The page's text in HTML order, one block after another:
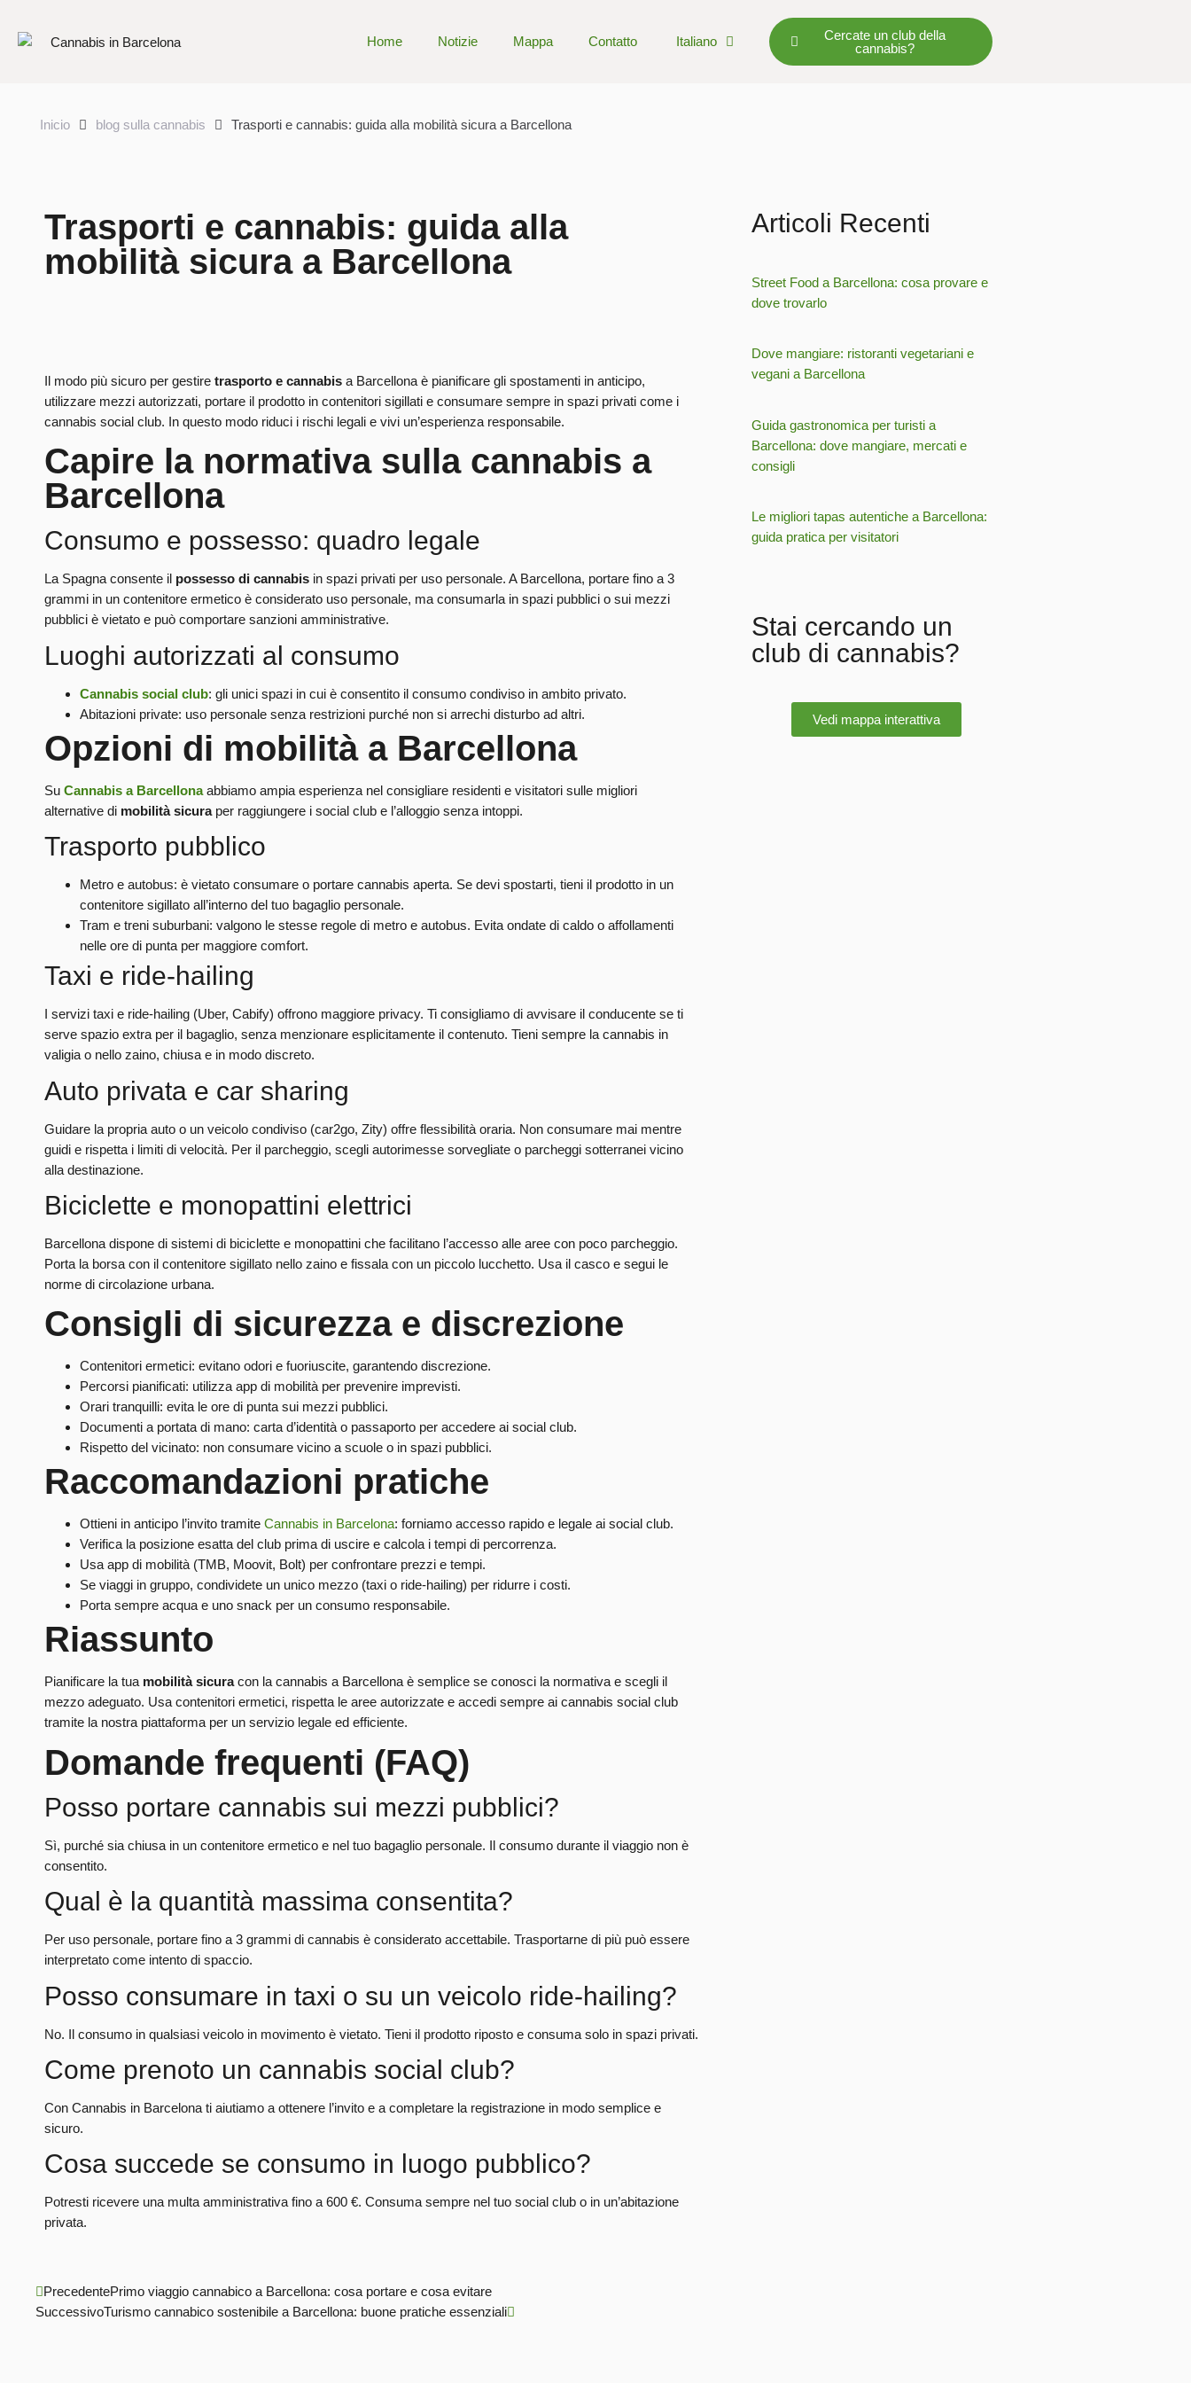
Home Notizie Mappa Contatto Italiano
Cercate un club della
cannabis?
Inicio blog sulla cannabis Trasporti e cannabis: guida alla mobilità sicura a Barcellona
Trasporti e cannabis: guida alla
mobilità sicura a Barcellona
Il modo più sicuro per gestire trasporto e cannabis a Barcellona è pianificare gli spostamenti in anticipo,
utilizzare mezzi autorizzati, portare il prodotto in contenitori sigillati e consumare sempre in spazi privati come i
cannabis social club. In questo modo riduci i rischi legali e vivi un’esperienza responsabile.
Capire la normativa sulla cannabis a
Barcellona
Consumo e possesso: quadro legale
La Spagna consente il possesso di cannabis in spazi privati per uso personale. A Barcellona, portare fino a 3
grammi in un contenitore ermetico è considerato uso personale, ma consumarla in spazi pubblici o sui mezzi
pubblici è vietato e può comportare sanzioni amministrative.
Luoghi autorizzati al consumo
Cannabis social club: gli unici spazi in cui è consentito il consumo condiviso in ambito privato.
Abitazioni private: uso personale senza restrizioni purché non si arrechi disturbo ad altri.
Opzioni di mobilità a Barcellona
Su Cannabis a Barcellonaabbiamo ampia esperienza nel consigliare residenti e visitatori sulle migliori
alternative di mobilità sicuraper raggiungere i social club e l’alloggio senza intoppi.
Trasporto pubblico
Metro e autobus: è vietato consumare o portare cannabis aperta. Se devi spostarti, tieni il prodotto in un
contenitore sigillato all’interno del tuo bagaglio personale.
Tram e treni suburbani: valgono le stesse regole di metro e autobus. Evita ondate di caldo o affollamenti
nelle ore di punta per maggiore comfort.
Taxi e ride-hailing
I servizi taxi e ride-hailing (Uber, Cabify) offrono maggiore privacy. Ti consigliamo di avvisare il conducente se ti
serve spazio extra per il bagaglio, senza menzionare esplicitamente il contenuto. Tieni sempre la cannabis in
valigia o nello zaino, chiusa e in modo discreto.
Auto privata e car sharing
Guidare la propria auto o un veicolo condiviso (car2go, Zity) offre flessibilità oraria. Non consumare mai mentre
guidi e rispetta i limiti di velocità. Per il parcheggio, scegli autorimesse sorvegliate o parcheggi sotterranei vicino
alla destinazione.
Biciclette e monopattini elettrici
Barcellona dispone di sistemi di biciclette e monopattini che facilitano l’accesso alle aree con poco parcheggio.
Porta la borsa con il contenitore sigillato nello zaino e fissala con un piccolo lucchetto. Usa il casco e segui le
norme di circolazione urbana.
Consigli di sicurezza e discrezione
Contenitori ermetici: evitano odori e fuoriuscite, garantendo discrezione.
Percorsi pianificati: utilizza app di mobilità per prevenire imprevisti.
Orari tranquilli: evita le ore di punta sui mezzi pubblici.
Documenti a portata di mano: carta d’identità o passaporto per accedere ai social club.
Rispetto del vicinato: non consumare vicino a scuole o in spazi pubblici.
Raccomandazioni pratiche
Ottieni in anticipo l’invito tramite Cannabis in Barcelona: forniamo accesso rapido e legale ai social club.
Verifica la posizione esatta del club prima di uscire e calcola i tempi di percorrenza.
Usa app di mobilità (TMB, Moovit, Bolt) per confrontare prezzi e tempi.
Se viaggi in gruppo, condividete un unico mezzo (taxi o ride-hailing) per ridurre i costi.
Porta sempre acqua e uno snack per un consumo responsabile.
Riassunto
Pianificare la tua mobilità sicuracon la cannabis a Barcellona è semplice se conosci la normativa e scegli il
mezzo adeguato. Usa contenitori ermetici, rispetta le aree autorizzate e accedi sempre ai cannabis social club
tramite la nostra piattaforma per un servizio legale ed efficiente.
Domande frequenti (FAQ)
Posso portare cannabis sui mezzi pubblici?
Sì, purché sia chiusa in un contenitore ermetico e nel tuo bagaglio personale. Il consumo durante il viaggio non è
consentito.
Qual è la quantità massima consentita?
Per uso personale, portare fino a 3 grammi di cannabis è considerato accettabile. Trasportarne di più può essere
interpretato come intento di spaccio.
Posso consumare in taxi o su un veicolo ride-hailing?
No. Il consumo in qualsiasi veicolo in movimento è vietato. Tieni il prodotto riposto e consuma solo in spazi privati.
Come prenoto un cannabis social club?
Con Cannabis in Barcelona ti aiutiamo a ottenere l’invito e a completare la registrazione in modo semplice e
sicuro.
Cosa succede se consumo in luogo pubblico?
Potresti ricevere una multa amministrativa fino a 600 €. Consuma sempre nel tuo social club o in un’abitazione
privata.
PrecedentePrimo viaggio cannabico a Barcellona: cosa portare e cosa evitare
SuccessivoTurismo cannabico sostenibile a Barcellona: buone pratiche essenziali
Articoli Recenti
Street Food a Barcellona: cosa provare e
dove trovarlo
Dove mangiare: ristoranti vegetariani e
vegani a Barcellona
Guida gastronomica per turisti a
Barcellona: dove mangiare, mercati e
consigli
Le migliori tapas autentiche a Barcellona:
guida pratica per visitatori
Stai cercando un
club di cannabis?
Vedi mappa interattiva